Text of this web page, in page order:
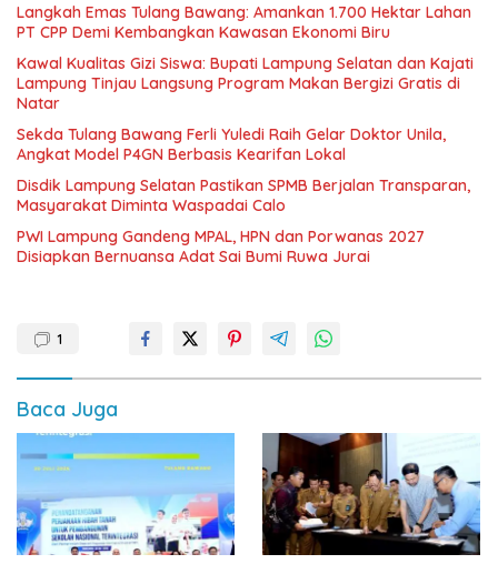
Langkah Emas Tulang Bawang: Amankan 1.700 Hektar Lahan
PT CPP Demi Kembangkan Kawasan Ekonomi Biru
Kawal Kualitas Gizi Siswa: Bupati Lampung Selatan dan Kajati
Lampung Tinjau Langsung Program Makan Bergizi Gratis di
Natar
Sekda Tulang Bawang Ferli Yuledi Raih Gelar Doktor Unila,
Angkat Model P4GN Berbasis Kearifan Lokal
Disdik Lampung Selatan Pastikan SPMB Berjalan Transparan,
Masyarakat Diminta Waspadai Calo
PWI Lampung Gandeng MPAL, HPN dan Porwanas 2027
Disiapkan Bernuansa Adat Sai Bumi Ruwa Jurai
1
Baca Juga